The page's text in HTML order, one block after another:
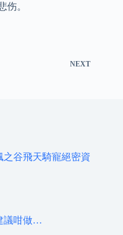
伤。
NEXT
之谷飛天騎寵絕密資
議咁做…